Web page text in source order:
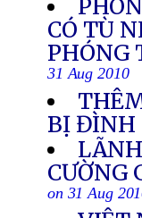
CÓ TÙ
PHÓNG
31 Aug 2010
BỊ ĐÌNH
CƯỜNG
on 31 Aug